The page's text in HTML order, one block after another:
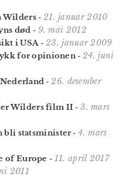
Wilders- 21. januar 2010
død - 9. mai 2012
i USA -23. januar 2009
for opinionen-24. juni
-26. desember
Wilders film II -3. mars
bli statsminister-4. mars
of Europe - 11. april 2017
2011